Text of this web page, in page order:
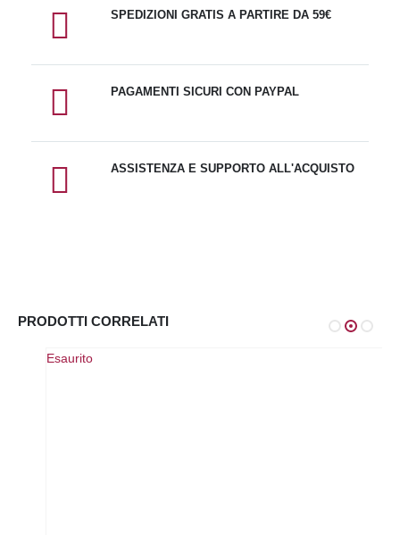
SPEDIZIONI GRATIS A PARTIRE DA 59€
PAGAMENTI SICURI CON PAYPAL
ASSISTENZA E SUPPORTO ALL'ACQUISTO
PRODOTTI CORRELATI
Esaurito